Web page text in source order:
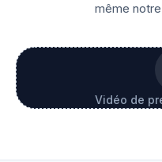
même
Vidéo de